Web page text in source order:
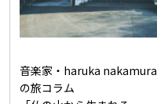
音楽家・haruka nakamura
の旅コラム